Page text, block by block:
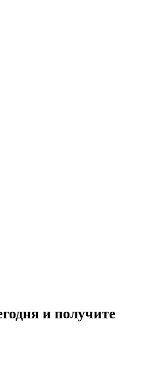
и получите